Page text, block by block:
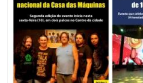
Defesa Civil de SC monitora formação de
entenda como o fenômeno se forma e quais
ITAPEMA